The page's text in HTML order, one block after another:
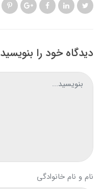
دیدگاه خود را بنویسید
نام و نام خانوادگی